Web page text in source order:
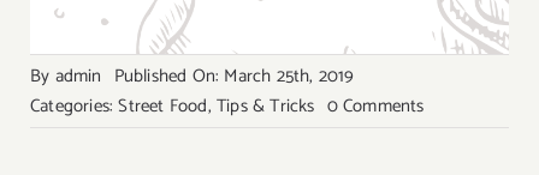
By admin Published On: March 25th, 2019
Categories:Street Food, Tips & Tricks 0 Commentson